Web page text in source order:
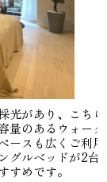
があり、こちら
量のあるウォーク
ースも広くご利用
グルベッドが2台
すめです。